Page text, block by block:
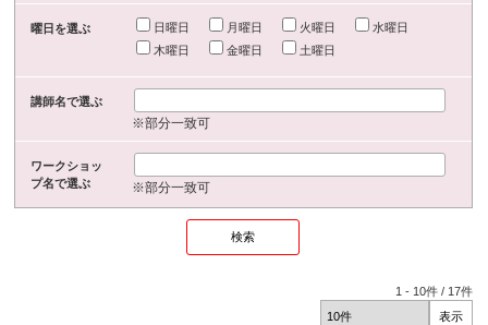
曜日を選ぶ 日曜日 月曜日 火曜日
水曜日
木曜日
金曜日 土曜日
講師名で選ぶ
※部分一致可
ワークショッ
プ名で選ぶ
※部分一致可
1 - 10件 / 17件